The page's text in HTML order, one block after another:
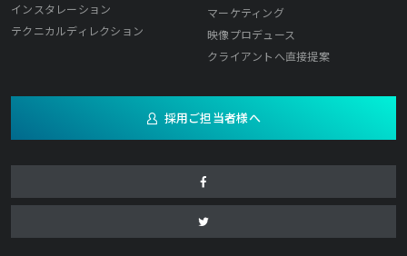
インスタレーション
テクニカルディレクション
マーケティング
映像プロデュース
クライアントへ直接提案
採用ご担当者様へ